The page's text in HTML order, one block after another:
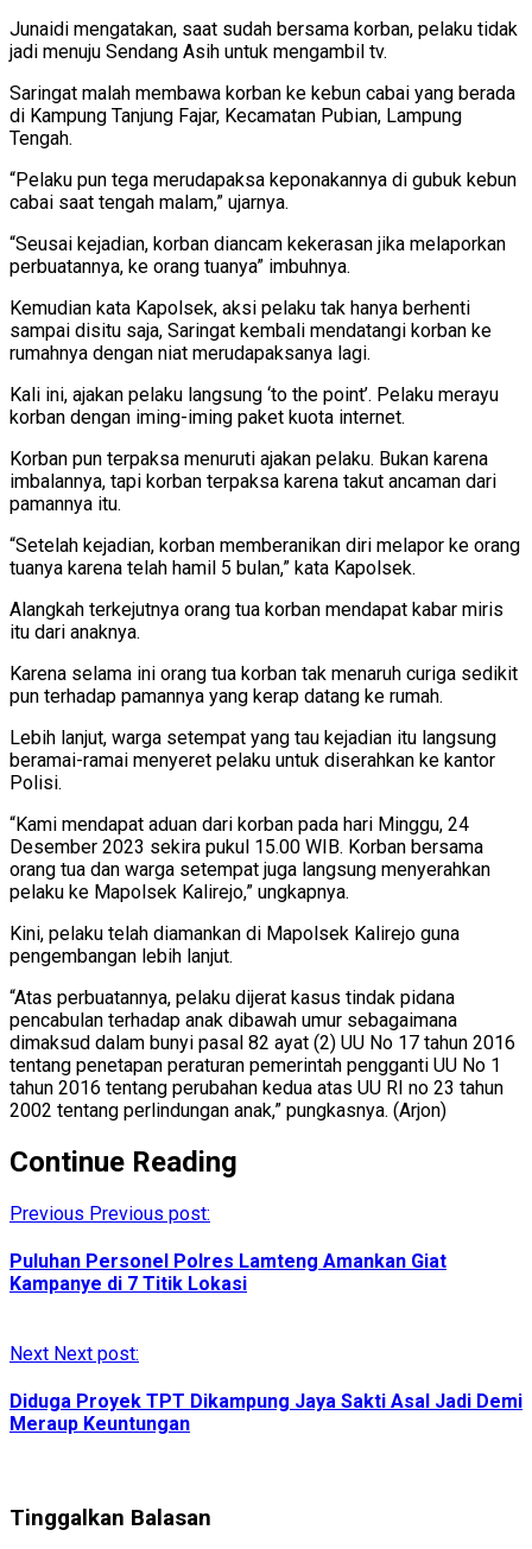
Junaidi mengatakan, saat sudah bersama korban, pelaku tidak
jadi menuju Sendang Asih untuk mengambil tv.
Saringat malah membawa korban ke kebun cabai yang berada
di Kampung Tanjung Fajar, Kecamatan Pubian, Lampung
Tengah.
“Pelaku pun tega merudapaksa keponakannya di gubuk kebun
cabai saat tengah malam,” ujarnya.
“Seusai kejadian, korban diancam kekerasan jika melaporkan
perbuatannya, ke orang tuanya” imbuhnya.
Kemudian kata Kapolsek, aksi pelaku tak hanya berhenti
sampai disitu saja, Saringat kembali mendatangi korban ke
rumahnya dengan niat merudapaksanya lagi.
Kali ini, ajakan pelaku langsung ‘to the point’. Pelaku merayu
korban dengan iming-iming paket kuota internet.
Korban pun terpaksa menuruti ajakan pelaku. Bukan karena
imbalannya, tapi korban terpaksa karena takut ancaman dari
pamannya itu.
“Setelah kejadian, korban memberanikan diri melapor ke orang
tuanya karena telah hamil 5 bulan,” kata Kapolsek.
Alangkah terkejutnya orang tua korban mendapat kabar miris
itu dari anaknya.
Karena selama ini orang tua korban tak menaruh curiga sedikit
pun terhadap pamannya yang kerap datang ke rumah.
Lebih lanjut, warga setempat yang tau kejadian itu langsung
beramai-ramai menyeret pelaku untuk diserahkan ke kantor
Polisi.
“Kami mendapat aduan dari korban pada hari Minggu, 24
Desember 2023 sekira pukul 15.00 WIB. Korban bersama
orang tua dan warga setempat juga langsung menyerahkan
pelaku ke Mapolsek Kalirejo,” ungkapnya.
Kini, pelaku telah diamankan di Mapolsek Kalirejo guna
pengembangan lebih lanjut.
“Atas perbuatannya, pelaku dijerat kasus tindak pidana
pencabulan terhadap anak dibawah umur sebagaimana
dimaksud dalam bunyi pasal 82 ayat (2) UU No 17 tahun 2016
tentang penetapan peraturan pemerintah pengganti UU No 1
tahun 2016 tentang perubahan kedua atas UU RI no 23 tahun
2002 tentang perlindungan anak,” pungkasnya. (Arjon)
Continue Reading
Previous Previous post:
Puluhan Personel Polres Lamteng Amankan Giat
Kampanye di 7 Titik Lokasi
Next Next post:
Diduga Proyek TPT Dikampung Jaya Sakti Asal Jadi Demi
Meraup Keuntungan
Tinggalkan Balasan